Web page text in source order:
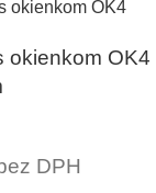
okienkom OK4
bez DPH